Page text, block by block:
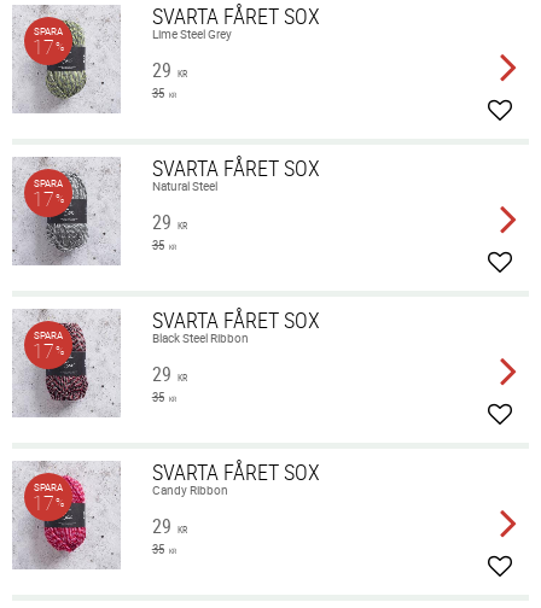
SVARTA FÅRET SOX
Lime Steel Grey
29 KR
35 KR
SPARA
17%
SVARTA FÅRET SOX
Natural Steel
29 KR
35 KR
SPARA
17%
SVARTA FÅRET SOX
Black Steel Ribbon
29 KR
35 KR
SPARA
17%
SVARTA FÅRET SOX
Candy Ribbon
29 KR
35 KR
SPARA
17%